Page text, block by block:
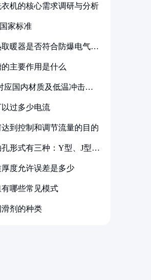
机的核心需求调研与分析
家标准
暖器是否符合防爆电气设
主要作用是什么
应国内材质及低温冲击要
过多少电流
到控制和调节流量的目的
形式有三种：Y型、J型、
度允许误差是多少
哪些常见模式
剂的种类